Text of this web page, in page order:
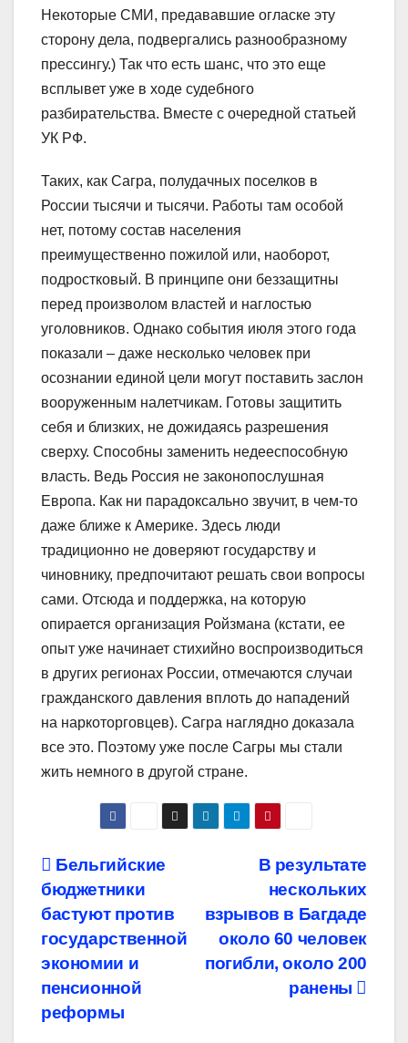
Некоторые СМИ, предававшие огласке эту
сторону дела, подвергались разнообразному
прессингу.) Так что есть шанс, что это еще
всплывет уже в ходе судебного
разбирательства. Вместе с очередной статьей
УК РФ.
Таких, как Сагра, полудачных поселков в
России тысячи и тысячи. Работы там особой
нет, потому состав населения
преимущественно пожилой или, наоборот,
подростковый. В принципе они беззащитны
перед произволом властей и наглостью
уголовников. Однако события июля этого года
показали – даже несколько человек при
осознании единой цели могут поставить заслон
вооруженным налетчикам. Готовы защитить
себя и близких, не дожидаясь разрешения
сверху. Способны заменить недееспособную
власть. Ведь Россия не законопослушная
Европа. Как ни парадоксально звучит, в чем-то
даже ближе к Америке. Здесь люди
традиционно не доверяют государству и
чиновнику, предпочитают решать свои вопросы
сами. Отсюда и поддержка, на которую
опирается организация Ройзмана (кстати, ее
опыт уже начинает стихийно воспроизводиться
в других регионах России, отмечаются случаи
гражданского давления вплоть до нападений
на наркоторговцев). Сагра наглядно доказала
все это. Поэтому уже после Сагры мы стали
жить немного в другой стране.
Навигация
по
записям
В результате
нескольких
взрывов в Багдаде
около 60 человек
погибли, около 200
ранены
Бельгийские
бюджетники
бастуют против
государственной
экономии и
пенсионной
реформы